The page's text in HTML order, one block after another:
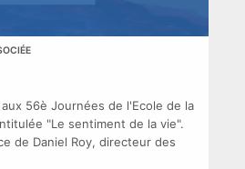
56è Journées de l'Ecole de la
"Le sentiment de la vie".
de Daniel Roy, directeur des